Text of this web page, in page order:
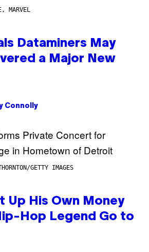
MARVEL
Dataminers May
a Major New
Connolly
GETTY IMAGES
Up His Own Money
Hop Legend Go to